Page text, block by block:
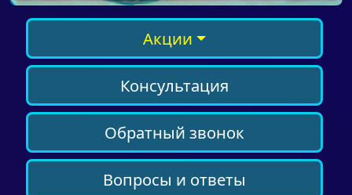
Акции
Консультация
Обратный звонок
Вопросы и ответы